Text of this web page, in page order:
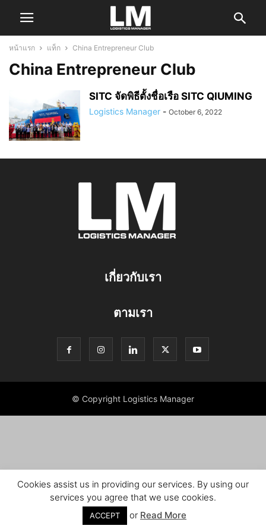
หน้าแรก แท็ก China Entrepreneur Club
China Entrepreneur Club
SITC จัดพิธีตั้งชื่อเรือ SITC QIUMING
Logistics Manager - October 6, 2022
เกี่ยวกับเรา
ตามเรา
© Copyright Logistics Manager
Cookies assist us in providing our services. By using our
services you agree that we use cookies.
ACCEPT or Read More